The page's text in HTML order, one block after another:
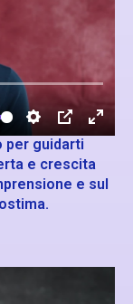
per guidarti
e crescita
e sul